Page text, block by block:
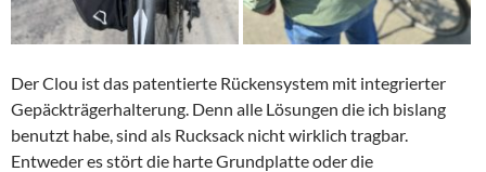
Der Clou ist das patentierte Rückensystem mit integrierter
Gepäckträgerhalterung. Denn alle Lösungen die ich bislang
benutzt habe, sind als Rucksack nicht wirklich tragbar.
Entweder es stört die harte Grundplatte oder die